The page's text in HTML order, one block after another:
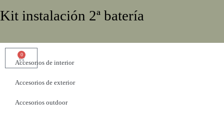
Kit instalación 2ª batería
0
Accesorios de interior
Accesorios de exterior
Accesorios outdoor